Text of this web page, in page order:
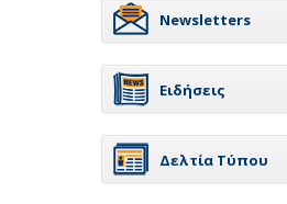
Newsletters
Ειδήσεις
Δελτία Τύπου